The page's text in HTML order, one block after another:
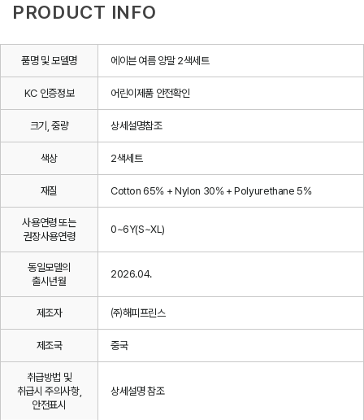
PRODUCT INFO
품명 및 모델명 에이븐 여름 양말 2색세트
KC 인증정보 어린이제품 안전확인
크기, 중량 상세설명참조
색상 2색세트
재질 Cotton 65% + Nylon 30% + Polyurethane 5%
사용연령 또는
권장사용연령
0~6Y(S~XL)
동일모델의
출시년월
2026.04.
제조자 ㈜해피프린스
제조국 중국
취급방법 및
취급시 주의사항,
안전표시
상세설명 참조